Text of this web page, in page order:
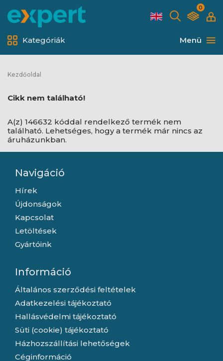
0
Menü
Kategóriák
Kezdőoldal
Cikk nem található!
A(z) 146632 kóddal rendelkező termék nem
található. Lehetséges, hogy a termék már nincs az
áruházunkban.
Navigáció
Hírek
Újdonságok
Kapcsolat
Letöltések
Gyártóink
Információ
Általános szerződési feltételek
Adatkezelési tájékoztató
Hallásvédelmi tájékoztató
Süti (cookie) tájékoztató
Házhozszállítási lehetőségek
Céginformáció